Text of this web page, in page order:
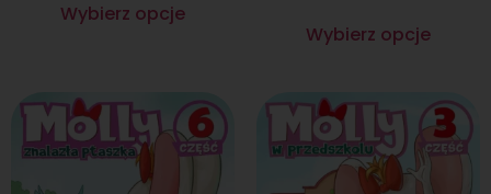
Wybierz opcje
Wybierz opcje